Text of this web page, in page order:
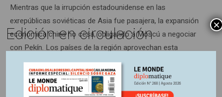
Mientras que la irrupción estadounidense en las
exrepúblicas soviéticas de Asia fue pasajera, la expansión
económica china no cesa, obligando a Moscú a negociar
con Pekín. Los países de la región aprovechan esta
rivalidad para defender sus intereses.
Edición en circulación ×